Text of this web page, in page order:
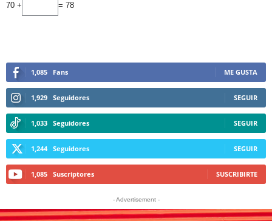
70 +
= 78
1,085 Fans ME GUSTA
1,929 Seguidores SEGUIR
1,033 Seguidores SEGUIR
1,244 Seguidores SEGUIR
1,085 Suscriptores SUSCRIBIRTE
- Advertisement -